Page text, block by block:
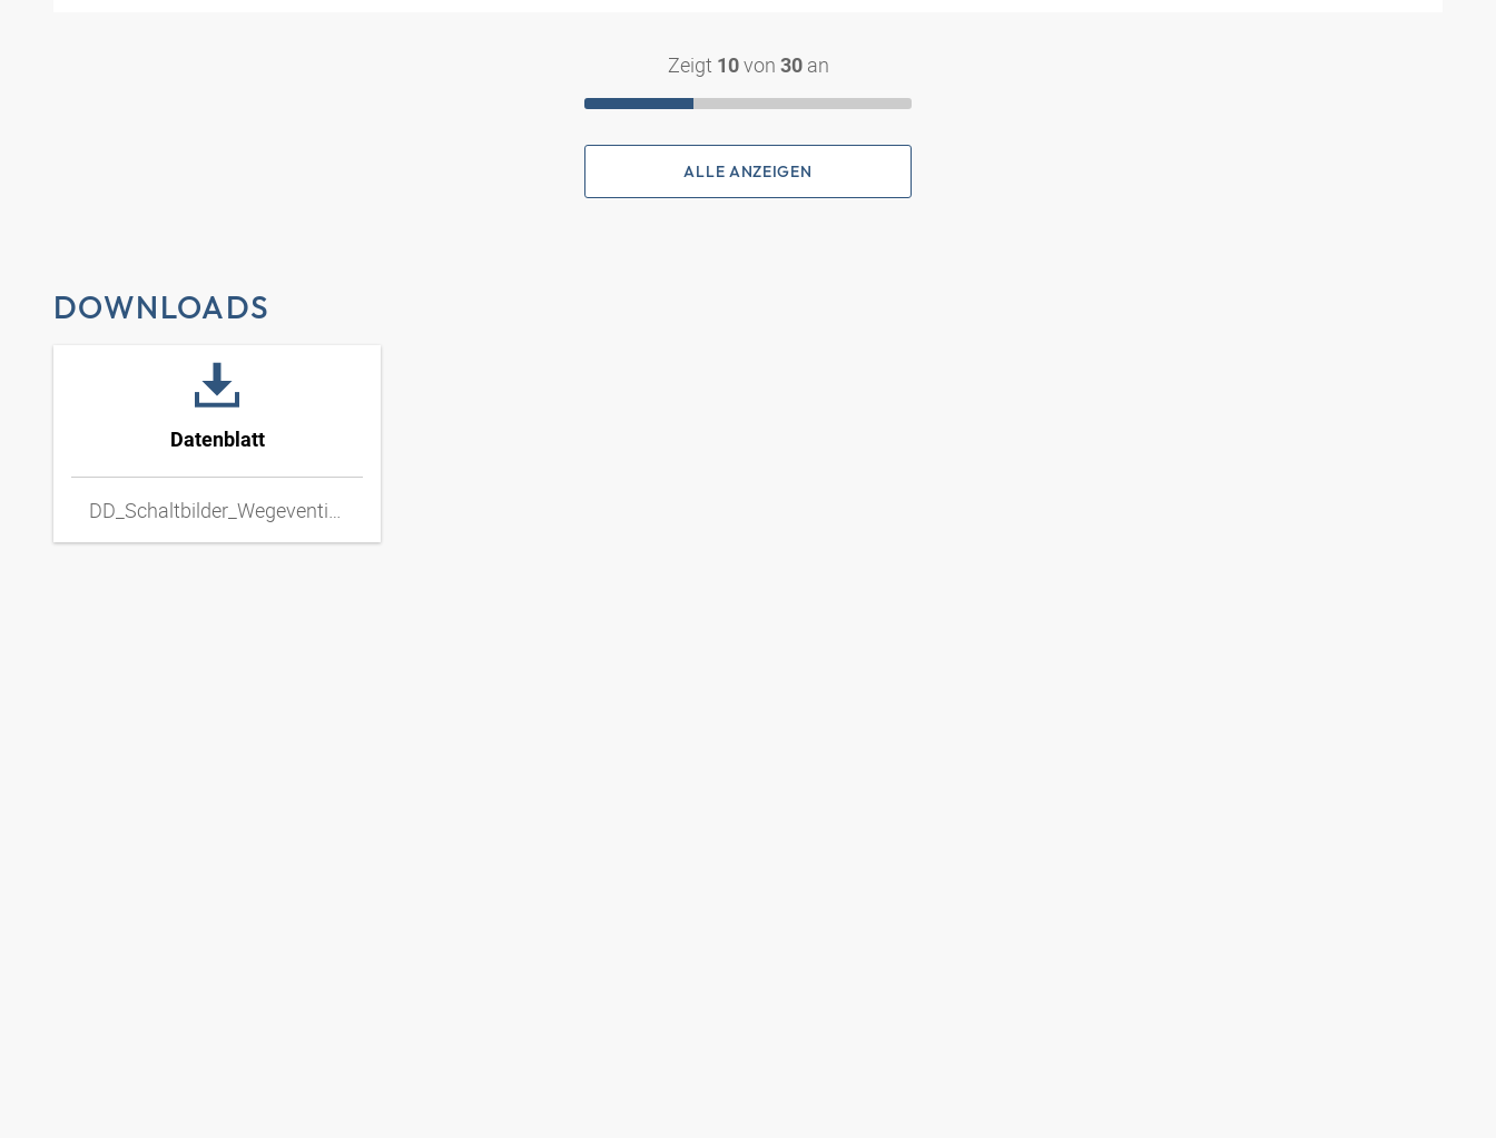
Zeigt 10von 30an
ALLE ANZEIGEN
DOWNLOADS
Datenblatt
DD_Schaltbilder_Wegeventil_Hand_